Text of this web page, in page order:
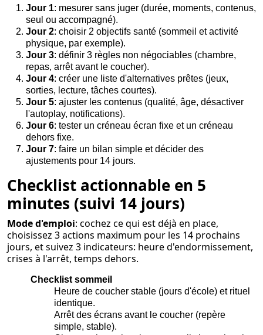
Jour 1: mesurer sans juger (durée, moments, contenus,
seul ou accompagné).
Jour 2: choisir 2 objectifs santé (sommeil et activité
physique, par exemple).
Jour 3: définir 3 règles non négociables (chambre,
repas, arrêt avant le coucher).
Jour 4: créer une liste d'alternatives prêtes (jeux,
sorties, lecture, tâches courtes).
Jour 5: ajuster les contenus (qualité, âge, désactiver
l'autoplay, notifications).
Jour 6: tester un créneau écran fixe et un créneau
dehors fixe.
Jour 7: faire un bilan simple et décider des
ajustements pour 14 jours.
Checklist actionnable en 5
minutes (suivi 14 jours)
Mode d'emploi: cochez ce qui est déjà en place,
choisissez 3 actions maximum pour les 14 prochains
jours, et suivez 3 indicateurs: heure d'endormissement,
crises à l'arrêt, temps dehors.
Checklist sommeil
Heure de coucher stable (jours d'école) et rituel
identique.
Arrêt des écrans avant le coucher (repère
simple, stable).